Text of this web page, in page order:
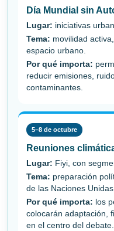
Día Mundial sin
Lugar: iniciativas
Tema: movilidad
espacio urbano.
Por qué importa:
reducir emisiones,
contaminantes.
5–8 de octubre
Reuniones
Lugar: Fiyi, con
Tema: preparación
de las Naciones
Por qué importa: los
colocarán adaptación,
en el centro del debate.